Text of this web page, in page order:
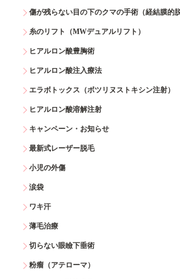
傷が残らない目の下のクマの手術（経結膜的脱
糸のリフト（MWデュアルリフト）
ヒアルロン酸豊胸術
ヒアルロン酸注入療法
エラボトックス（ボツリヌストキシン注射）
ヒアルロン酸溶解注射
キャンペーン・お知らせ
最新式レーザー脱毛
小児の外傷
涙袋
ワキ汗
薄毛治療
切らない眼瞼下垂術
粉瘤（アテローマ）